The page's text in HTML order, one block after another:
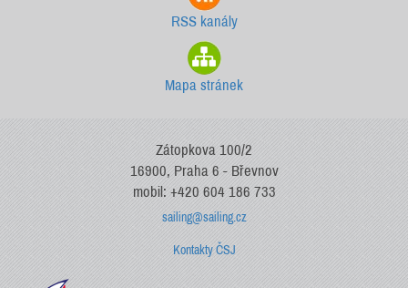
RSS kanály
Mapa stránek
Zátopkova 100/2
16900, Praha 6 - Břevnov
mobil: +420 604 186 733
sailing@sailing.cz
Kontakty ČSJ